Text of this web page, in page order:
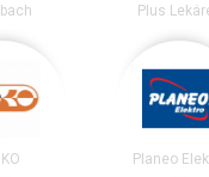
Plus
Planeo